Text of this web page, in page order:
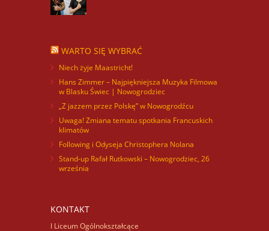
WARTO SIĘ WYBRAĆ
Niech żyje Maastricht!
Hans Zimmer – Najpiękniejsza Muzyka Filmowa
w Blasku Świec | Nowogrodziec
„Z jazzem przez Polskę” w Nowogrodźcu
Uwaga! Zmiana tematu spotkania Francuskich
klimatów
Following i Odyseja Christophera Nolana
Stand-up Rafał Rutkowski – Nowogrodziec, 26
września
KONTAKT
I Liceum Ogólnokształcące